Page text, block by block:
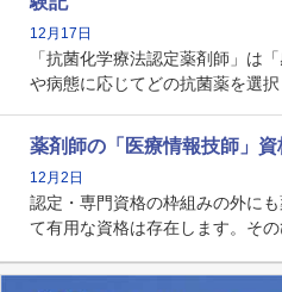
貢献する姿は、今も病院薬剤師に
かれる存在です。
12月17日
「抗菌化学療法認定薬剤師」は
や病態に応じてどの抗菌薬を選
る薬剤師です。現在、感染防止
基準に専任の薬剤師配置が挙げ
後は感染症領域で薬剤師に、より
求められる可能性もあります。
薬剤師の「医療情報技師」
12月2日
認定・専門資格の枠組みの外に
て有用な資格は存在します。その
査データ、投薬歴など非常に多